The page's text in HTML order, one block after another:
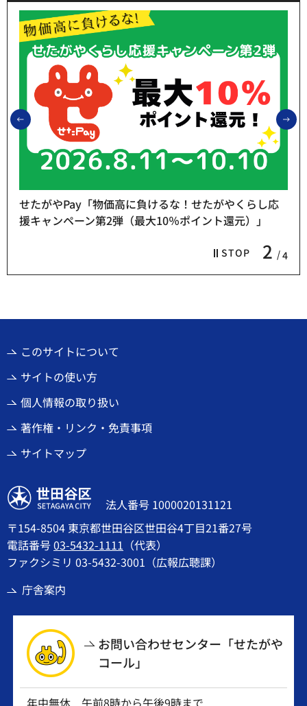
前のスライドを表示
STOP 3 4
熱中症予防「お休み処」をご利用ください
このサイトについて
サイトの使い方
個人情報の取り扱い
著作権・リンク・免責事項
サイトマップ
世田谷区
法人番号 1000020131121
〒154-8504 東京都世田谷区世田谷4丁目21番27号
電話番号03-5432-1111 （代表）
ファクシミリ 03-5432-3001（広報広聴課）
庁舎案内
お問い合わせセンター「せたがや
コール」